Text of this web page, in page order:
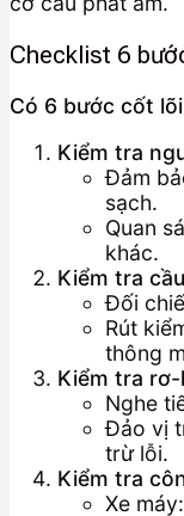
Checklist 6
Có 6 bước cốt
Kiểm tra
Đảm
sạch.
Quan
khác.
Kiểm tra
Đối
Rút
thông
Kiểm tra
Nghe
Đảo vị
trừ lỗi.
Kiểm tra
Xe